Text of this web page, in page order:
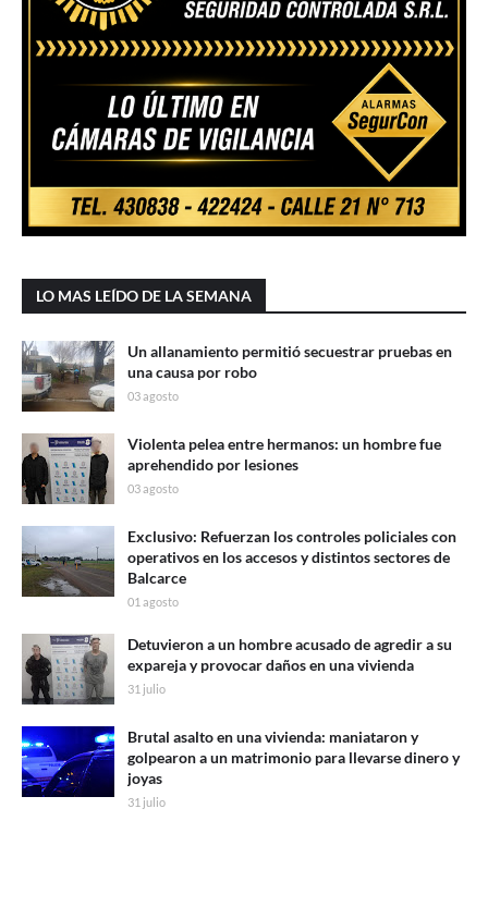
LO MAS LEÍDO DE LA SEMANA
Un allanamiento permitió secuestrar pruebas en
una causa por robo
03 agosto
Violenta pelea entre hermanos: un hombre fue
aprehendido por lesiones
03 agosto
Exclusivo: Refuerzan los controles policiales con
operativos en los accesos y distintos sectores de
Balcarce
01 agosto
Detuvieron a un hombre acusado de agredir a su
expareja y provocar daños en una vivienda
31 julio
Brutal asalto en una vivienda: maniataron y
golpearon a un matrimonio para llevarse dinero y
joyas
31 julio